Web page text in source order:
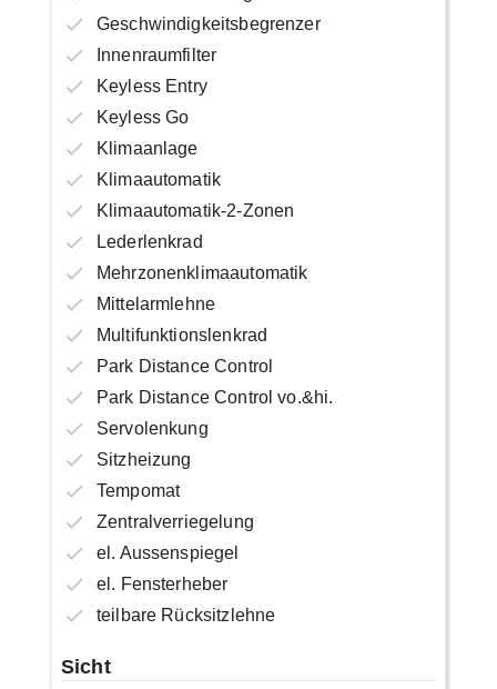
Geschwindigkeitsbegrenzer
Innenraumfilter
Keyless Entry
Keyless Go
Klimaanlage
Klimaautomatik
Klimaautomatik-2-Zonen
Lederlenkrad
Mehrzonenklimaautomatik
Mittelarmlehne
Multifunktionslenkrad
Park Distance Control
Park Distance Control vo.&hi.
Servolenkung
Sitzheizung
Tempomat
Zentralverriegelung
el. Aussenspiegel
el. Fensterheber
teilbare Rücksitzlehne
Sicht